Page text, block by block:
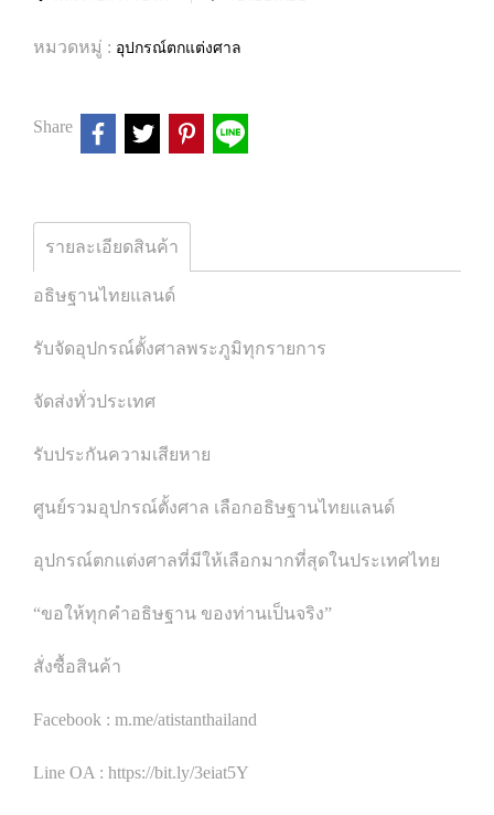
หมวดหมู่ : อุปกรณ์ตกแต่งศาล
Share
รายละเอียดสินค้า
อธิษฐานไทยแลนด์
รับจัดอุปกรณ์ตั้งศาลพระภูมิทุกรายการ
จัดส่งทั่วประเทศ
รับประกันความเสียหาย
ศูนย์รวมอุปกรณ์ตั้งศาล เลือกอธิษฐานไทยแลนด์
อุปกรณ์ตกแต่งศาลที่มีให้เลือกมากที่สุดในประเทศไทย
“ขอให้ทุกคำอธิษฐาน ของท่านเป็นจริง”
สั่งซื้อสินค้า
Facebook : m.me/atistanthailand
Line OA : https://bit.ly/3eiat5Y